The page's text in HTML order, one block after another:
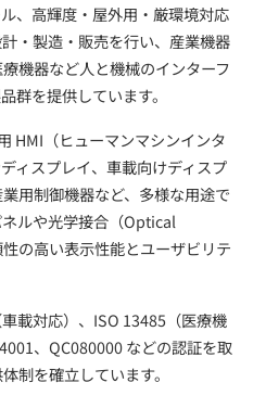
、​高輝度・屋外用・厳環境対応
・製造・販売を​行い、​産業機器
機器など​人と​機械の​インターフ
群を​提供しています。​
HMI​（ヒューマンマシンインタ
ィスプレイ、​車載向けディスプ
用制御機器など、​多様な​用途で​
ルや​光学接合​（Optical
の​高い​表示性能と​ユーザビリテ
載対応）、​ISO 13485​（医療機
、​QC080000 などの​認証を​取
制を​確立しています。​